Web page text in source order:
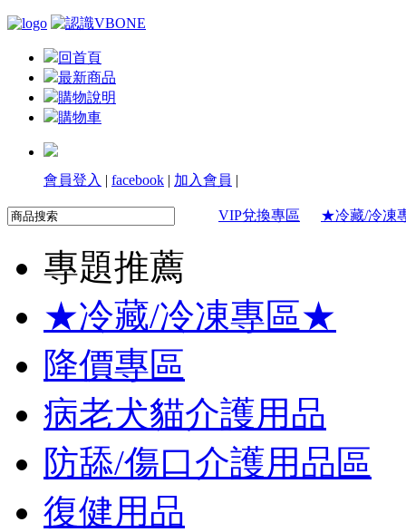
回首頁
最新商品
購物說明
購物車
會員登入 | facebook | 加入會員 |
VIP兌換專區 ★冷藏/冷凍
專題推薦
★冷藏/冷凍專區★
降價專區
病老犬貓介護用品
防舔/傷口介護用品區
復健用品